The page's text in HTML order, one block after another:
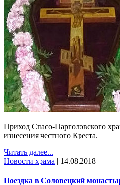
Приход Спасо-Парголовского
изнесения честного Креста.
Читать далее...
Новости храма | 14.08.2018
Поездка в Соловецкий